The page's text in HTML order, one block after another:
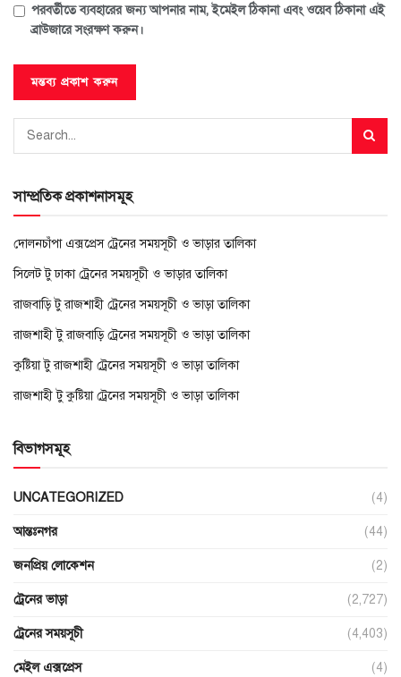
পরবর্তীতে ব্যবহারের জন্য আপনার নাম, ইমেইল ঠিকানা এবং ওয়েব ঠিকানা এই
ব্রাউজারে সংরক্ষণ করুন।
সাম্প্রতিক প্রকাশনাসমূহ
দোলনচাঁপা এক্সপ্রেস ট্রেনের সময়সূচী ও ভাড়ার তালিকা
সিলেট টু ঢাকা ট্রেনের সময়সূচী ও ভাড়ার তালিকা
রাজবাড়ি টু রাজশাহী ট্রেনের সময়সূচী ও ভাড়া তালিকা
রাজশাহী টু রাজবাড়ি ট্রেনের সময়সূচী ও ভাড়া তালিকা
কুষ্টিয়া টু রাজশাহী ট্রেনের সময়সূচী ও ভাড়া তালিকা
রাজশাহী টু কুষ্টিয়া ট্রেনের সময়সূচী ও ভাড়া তালিকা
বিভাগসমূহ
UNCATEGORIZED (4)
আন্তঃনগর (44)
জনপ্রিয় লোকেশন (2)
ট্রেনের ভাড়া (2,727)
ট্রেনের সময়সূচী (4,403)
মেইল এক্সপ্রেস (4)